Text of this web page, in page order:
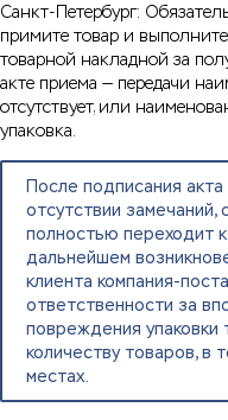
Санкт-Петербург:
примите товар и
товарной накладной за
акте приема — передачи
отсутствует, или
упаковка.
После подписания
отсутствии замечаний,
полностью переходит
дальнейшем
клиента компания-
ответственности за
повреждения упаковки
количеству товаров, в
местах.